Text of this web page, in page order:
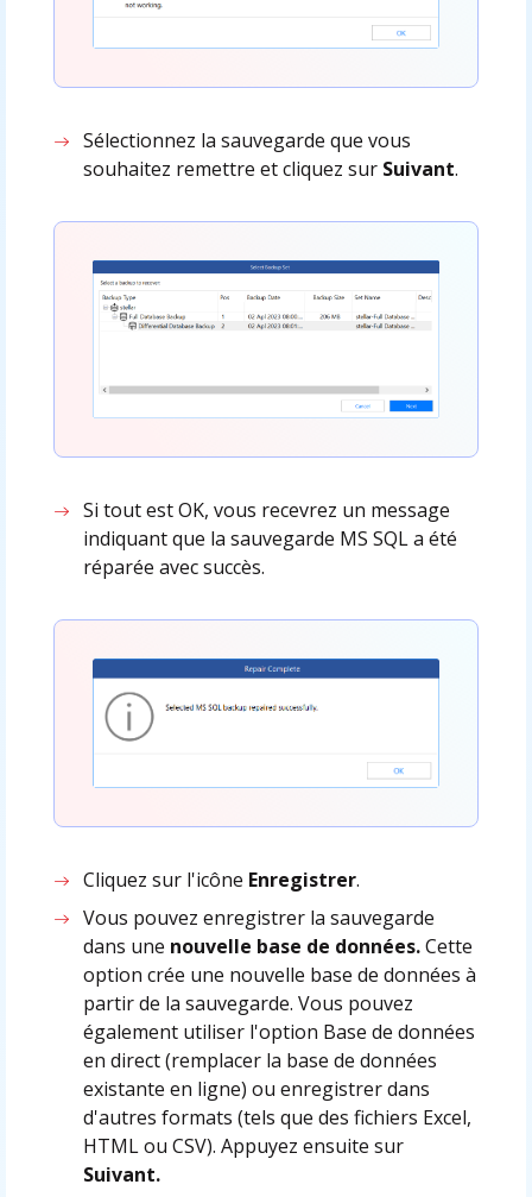
Sélectionnez la sauvegarde que vous
souhaitez remettre et cliquez sur Suivant.
Si tout est OK, vous recevrez un message
indiquant que la sauvegarde MS SQL a été
réparée avec succès.
Cliquez sur l'icône Enregistrer.
Vous pouvez enregistrer la sauvegarde
dans une nouvelle base de données.Cette
option crée une nouvelle base de données à
partir de la sauvegarde. Vous pouvez
également utiliser l'option Base de données
en direct (remplacer la base de données
existante en ligne) ou enregistrer dans
d'autres formats (tels que des fichiers Excel,
HTML ou CSV). Appuyez ensuite sur
Suivant.